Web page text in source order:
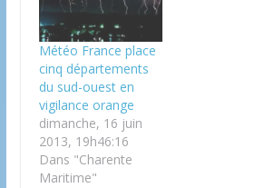
Météo France place
cinq départements
du sud-ouest en
vigilance orange
dimanche, 16 juin
2013, 19h46:16
Dans "Charente
Maritime"